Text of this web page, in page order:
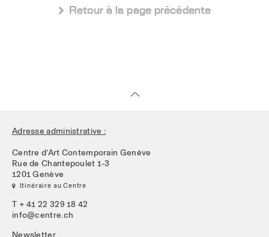
 Retour à la page précédente
Adresse administrative :
Centre d’Art Contemporain Genève
Rue de Chantepoulet 1-3
1201 Genève
 Itinéraire au Centre
T + 41 22 329 18 42
info@centre.ch